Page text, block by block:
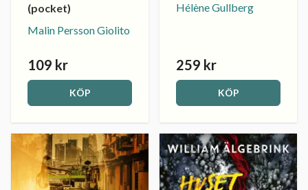
(pocket)
Malin Persson Giolito
109 kr
KÖP
Hélène Gullberg
259 kr
KÖP